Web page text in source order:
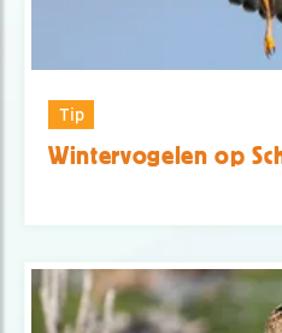
Tip
Wintervogelen op